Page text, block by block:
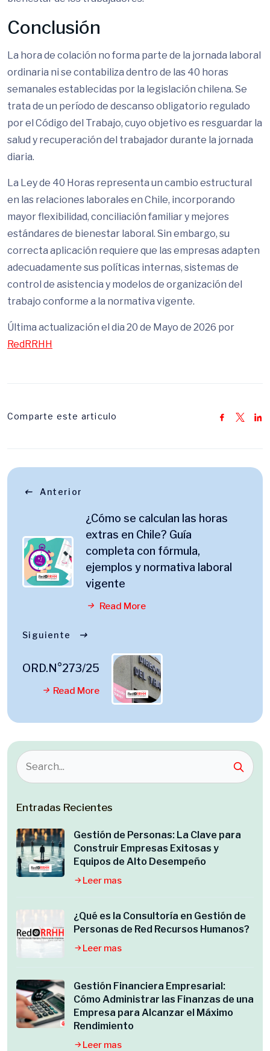
Conclusión
La hora de colación no forma parte de la jornada laboral
ordinaria ni se contabiliza dentro de las 40 horas
semanales establecidas por la legislación chilena. Se
trata de un período de descanso obligatorio regulado
por el Código del Trabajo, cuyo objetivo es resguardar la
salud y recuperación del trabajador durante la jornada
diaria.
La Ley de 40 Horas representa un cambio estructural
en las relaciones laborales en Chile, incorporando
mayor flexibilidad, conciliación familiar y mejores
estándares de bienestar laboral. Sin embargo, su
correcta aplicación requiere que las empresas adapten
adecuadamente sus políticas internas, sistemas de
control de asistencia y modelos de organización del
trabajo conforme a la normativa vigente.
Última actualización el dia 20 de Mayo de 2026 por
RedRRHH
Comparte este articulo
Anterior
¿Cómo se calculan las horas
extras en Chile? Guía
completa con fórmula,
ejemplos y normativa laboral
vigente
Read More
Siguiente
ORD.N°273/25
Read More
Entradas Recientes
Gestión de Personas: La Clave para
Construir Empresas Exitosas y
Equipos de Alto Desempeño
Leer mas
¿Qué es la Consultoría en Gestión de
Personas de Red Recursos Humanos?
Leer mas
Gestión Financiera Empresarial:
Cómo Administrar las Finanzas de una
Empresa para Alcanzar el Máximo
Rendimiento
Leer mas